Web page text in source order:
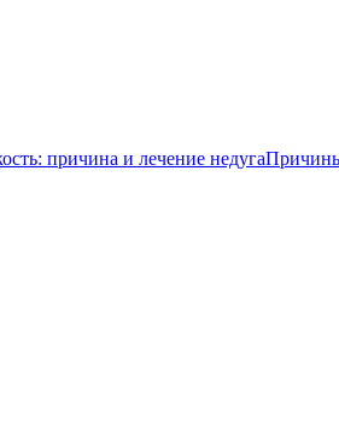
причина и лечение недуга